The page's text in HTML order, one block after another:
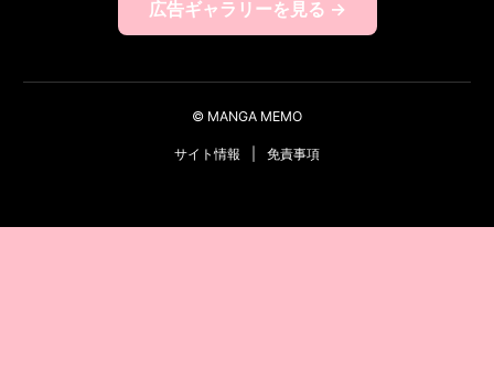
広告ギャラリーを見る →
© MANGA MEMO
サイト情報 免責事項